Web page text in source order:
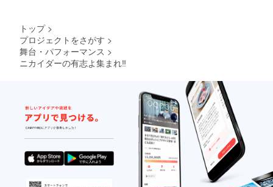
トップ >
プロジェクトをさがす >
舞台・パフォーマンス >
ニカイダーの有志よ集まれ‼︎